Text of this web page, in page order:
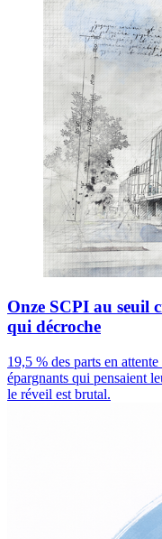
Onze SCPI au seuil
qui décroche
19,5 % des parts en
épargnants qui pensaient
le réveil est brutal.